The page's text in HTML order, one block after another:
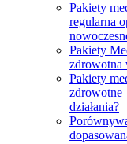
Pakiety
regularna
Pakiety
zdrowotna
Pakiety
zdrowotne
działania?